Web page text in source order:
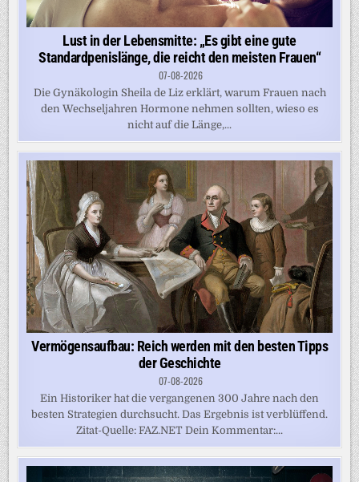
Lust in der Lebensmitte: „Es gibt eine gute
Standardpenislänge, die reicht den meisten Frauen“
07-08-2026
Die Gynäkologin Sheila de Liz erklärt, warum Frauen nach
den Wechseljahren Hormone nehmen sollten, wieso es
nicht auf die Länge,...
Vermögensaufbau: Reich werden mit den besten Tipps
der Geschichte
07-08-2026
Ein Historiker hat die vergangenen 300 Jahre nach den
besten Strategien durchsucht. Das Ergebnis ist verblüffend.
Zitat-Quelle: FAZ.NET Dein Kommentar:...